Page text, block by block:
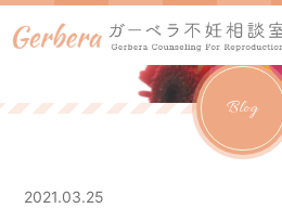
Blog
2021.03.25